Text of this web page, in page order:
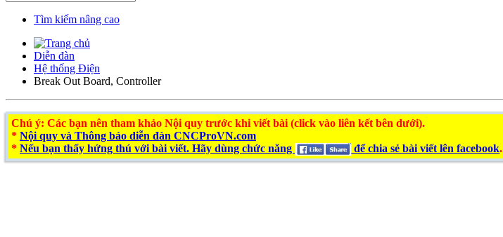
Tìm kiếm nâng cao
Diễn đàn
Hệ thống Điện
Break Out Board, Controller
Chú ý: Các bạn nên tham khảo Nội quy trước khi viết bài (click vào liên kết bên dưới).
* Nội quy và Thông báo diễn đàn CNCProVN.com
* Nếu bạn thấy hứng thú với bài viết. Hãy dùng chức năng để chia sẻ bài viết lên facebook.